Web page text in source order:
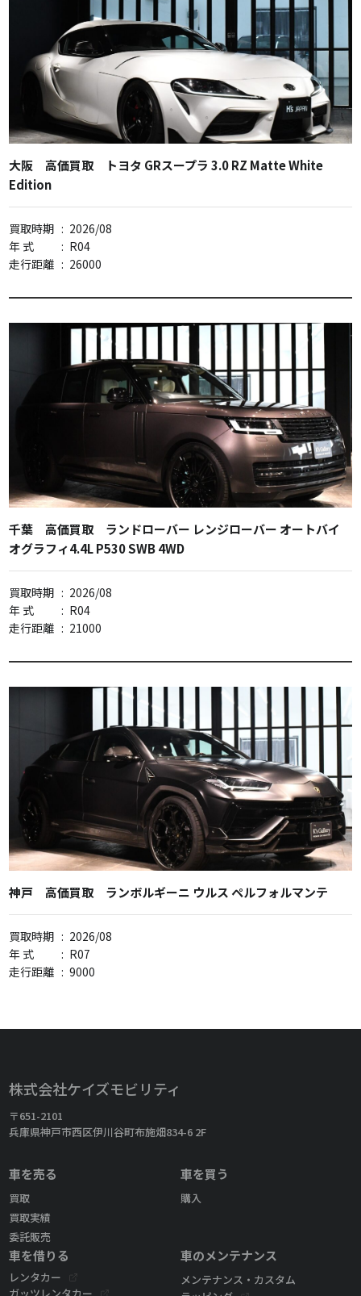
大阪 高価買取 トヨタ GRスープラ 3.0 RZ Matte White
Edition
買取時期 : 2026/08
年 式
: R04
走行距離 : 26000
千葉 高価買取 ランドローバー レンジローバー オートバイ
オグラフィ4.4L P530 SWB 4WD
買取時期 : 2026/08
年 式
: R04
走行距離 : 21000
神戸 高価買取 ランボルギーニ ウルス ペルフォルマンテ
買取時期 : 2026/08
年 式
: R07
走行距離 : 9000
株式会社ケイズモビリティ
〒651-2101
兵庫県神戸市西区伊川谷町布施畑834-6 2F
車を売る
買取
買取実績
委託販売
車を買う
購入
車を借りる
レンタカー
車のメンテナンス
メンテナンス・カスタム